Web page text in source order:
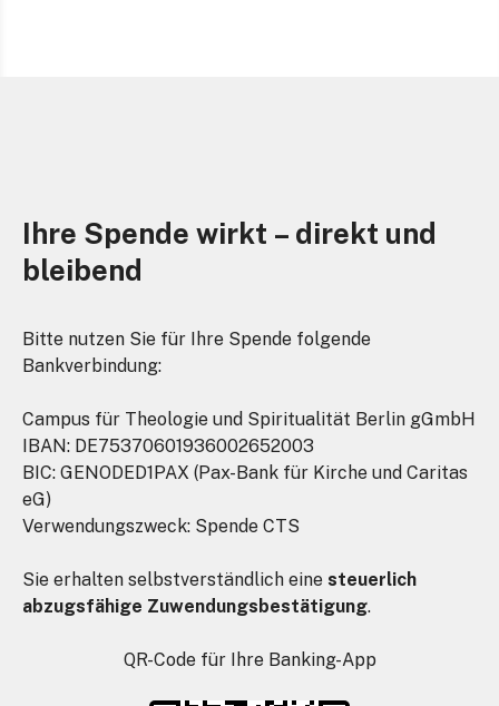
Ihre Spende wirkt – direkt und
bleibend
Bitte nutzen Sie für Ihre Spende folgende
Bankverbindung:
Campus für Theologie und Spiritualität Berlin gGmbH
IBAN: DE75370601936002652003
BIC: GENODED1PAX (Pax-Bank für Kirche und Caritas
eG)
Verwendungszweck: Spende CTS
Sie erhalten selbstverständlich eine steuerlich
abzugsfähige Zuwendungsbestätigung.
QR-Code für Ihre Banking-App